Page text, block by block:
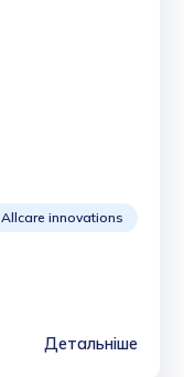
Allcare innovations
Детальніше